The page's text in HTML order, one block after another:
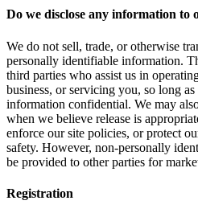
Do we disclose any information to
We do not sell, trade, or otherwise
personally identifiable information.
third parties who assist us in
business, or servicing you, so long
information confidential. We may
when we believe release is
enforce our site policies, or protect
safety. However, non-personally
be provided to other parties for
Registration